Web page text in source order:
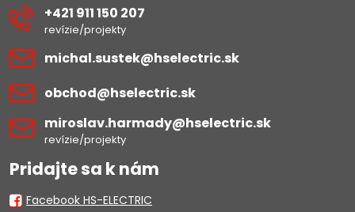
+421 911 150 207
revízie/projekty
michal​.sustek​@hselectric​.sk
obchod​@hselectric​.sk
miroslav​.harmady​@hselectric​.sk
revízie/projekty
Pridajte sa k nám
Facebook HS-ELECTRIC